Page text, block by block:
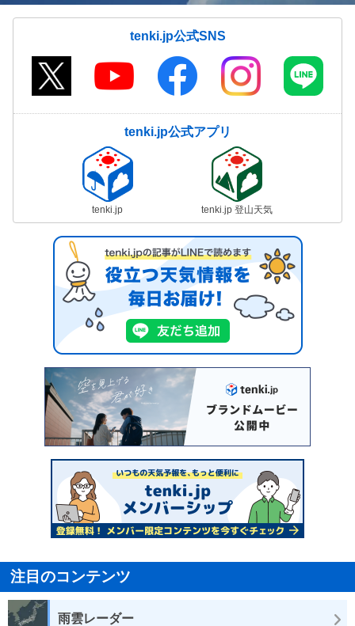
tenki.jp公式SNS
tenki.jp公式アプリ
tenki.jp tenki.jp 登山天気
注目のコンテンツ
雨雲レーダー